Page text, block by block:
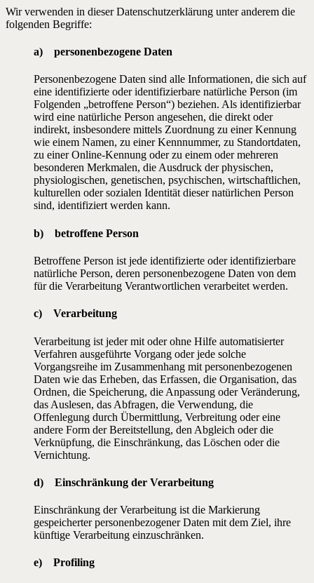
Wir verwenden in dieser Datenschutzerklärung unter anderem die
folgenden Begriffe:
a) personenbezogene Daten
Personenbezogene Daten sind alle Informationen, die sich auf
eine identifizierte oder identifizierbare natürliche Person (im
Folgenden „betroffene Person“) beziehen. Als identifizierbar
wird eine natürliche Person angesehen, die direkt oder
indirekt, insbesondere mittels Zuordnung zu einer Kennung
wie einem Namen, zu einer Kennnummer, zu Standortdaten,
zu einer Online-Kennung oder zu einem oder mehreren
besonderen Merkmalen, die Ausdruck der physischen,
physiologischen, genetischen, psychischen, wirtschaftlichen,
kulturellen oder sozialen Identität dieser natürlichen Person
sind, identifiziert werden kann.
b) betroffene Person
Betroffene Person ist jede identifizierte oder identifizierbare
natürliche Person, deren personenbezogene Daten von dem
für die Verarbeitung Verantwortlichen verarbeitet werden.
c) Verarbeitung
Verarbeitung ist jeder mit oder ohne Hilfe automatisierter
Verfahren ausgeführte Vorgang oder jede solche
Vorgangsreihe im Zusammenhang mit personenbezogenen
Daten wie das Erheben, das Erfassen, die Organisation, das
Ordnen, die Speicherung, die Anpassung oder Veränderung,
das Auslesen, das Abfragen, die Verwendung, die
Offenlegung durch Übermittlung, Verbreitung oder eine
andere Form der Bereitstellung, den Abgleich oder die
Verknüpfung, die Einschränkung, das Löschen oder die
Vernichtung.
d) Einschränkung der Verarbeitung
Einschränkung der Verarbeitung ist die Markierung
gespeicherter personenbezogener Daten mit dem Ziel, ihre
künftige Verarbeitung einzuschränken.
e) Profiling